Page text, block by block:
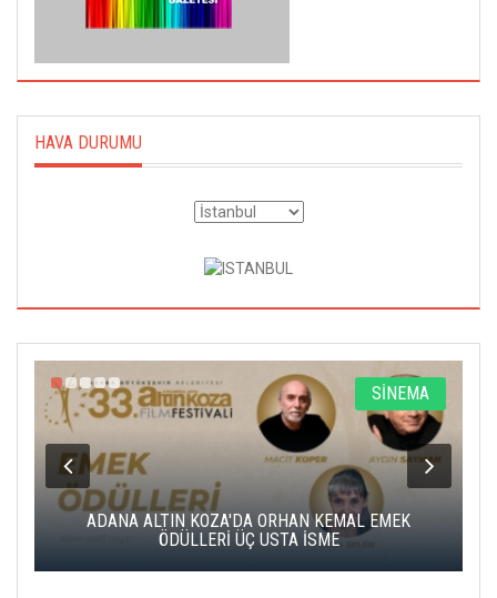
HAVA DURUMU
SİNEMA
ADANA ALTIN KOZA'DA ORHAN KEMAL EMEK
ÖDÜLLERİ ÜÇ USTA İSME